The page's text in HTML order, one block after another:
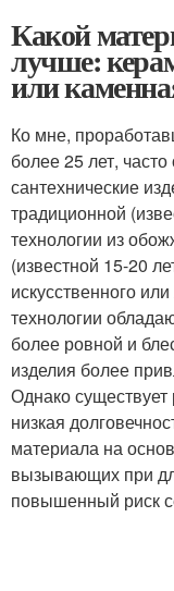
Какой
лучше:
или
Ко мне,
более 25 лет,
сантехнические
традиционной
технологии из
(известной 15-20
искусственного
технологии
более ровной и
изделия более
Однако
низкая
материала на
вызывающих при
повышенный риск